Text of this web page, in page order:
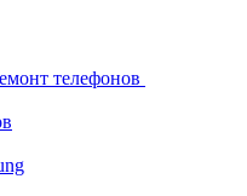
телефонов